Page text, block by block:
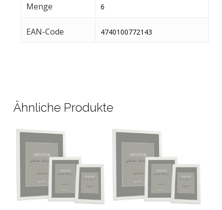
Menge 6
EAN-Code 4740100772143
Ähnliche Produkte